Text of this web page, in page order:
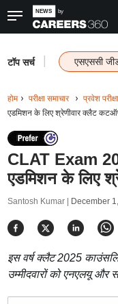
टॉप सर्च एसएससी
होम परीक्षा समाचार प्रवेश
एडमिशन के लिए श्रेणीवार क्लैट
CLAT Exam
एडमिशन के लिए
Santosh Kumar | December
इस वर्ष क्लैट 2025
उम्मीदवारों को एनएलयू और